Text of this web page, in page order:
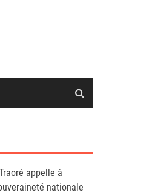
appelle à
nationale